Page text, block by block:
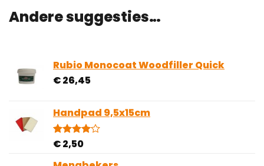
Andere suggesties…
Rubio Monocoat Woodfiller Quick
€26,45
Handpad 9,5x15cm
Gewaardeerd
5
2
€2,50